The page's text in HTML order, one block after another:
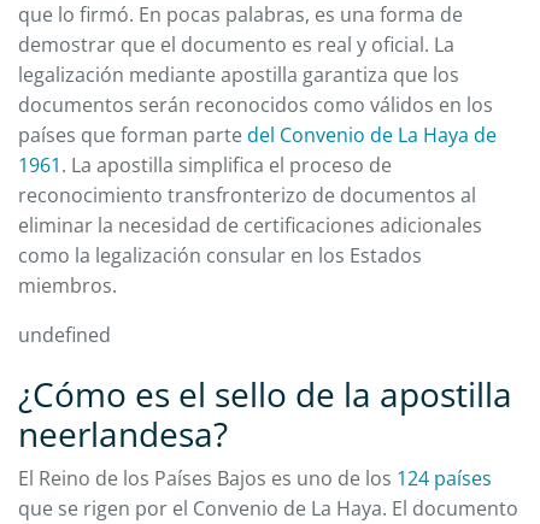
que lo firmó. En pocas palabras, es una forma de
demostrar que el documento es real y oficial. La
legalización mediante apostilla garantiza que los
documentos serán reconocidos como válidos en los
países que forman partedel Convenio de La Haya de
1961. La apostilla simplifica el proceso de
reconocimiento transfronterizo de documentos al
eliminar la necesidad de certificaciones adicionales
como la legalización consular en los Estados
miembros.
undefined
¿Cómo es el sello de la apostilla
neerlandesa?
El Reino de los Países Bajos es uno de los 124 países
que se rigen por el Convenio de La Haya. El documento